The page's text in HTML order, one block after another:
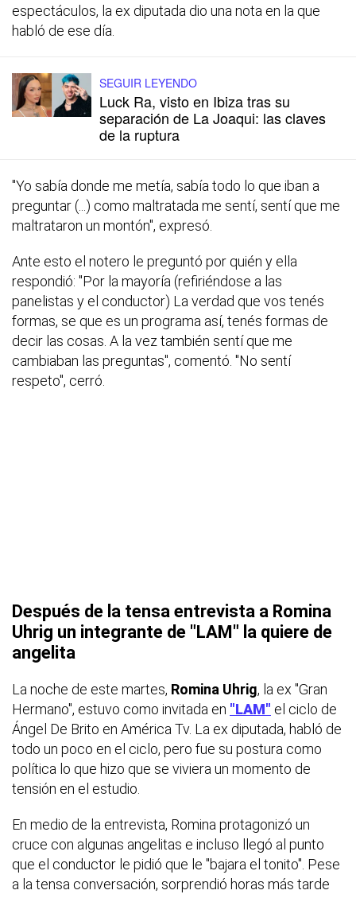
espectáculos, la ex diputada dio una nota en la que
habló de ese día.
SEGUIR LEYENDO
Luck Ra, visto en Ibiza tras su
separación de La Joaqui: las claves
de la ruptura
"Yo sabía donde me metía, sabía todo lo que iban a
preguntar (...) como maltratada me sentí, sentí que me
maltrataron un montón", expresó.
Ante esto el notero le preguntó por quién y ella
respondió: "Por la mayoría (refiriéndose a las
panelistas y el conductor) La verdad que vos tenés
formas, se que es un programa así, tenés formas de
decir las cosas. A la vez también sentí que me
cambiaban las preguntas", comentó. "No sentí
respeto", cerró.
Después de la tensa entrevista a Romina
Uhrig un integrante de "LAM" la quiere de
angelita
La noche de este martes, Romina Uhrig, la ex "Gran
Hermano", estuvo como invitada en "LAM" el ciclo de
Ángel De Brito en América Tv. La ex diputada, habló de
todo un poco en el ciclo, pero fue su postura como
política lo que hizo que se viviera un momento de
tensión en el estudio.
En medio de la entrevista, Romina protagonizó un
cruce con algunas angelitas e incluso llegó al punto
que el conductor le pidió que le "bajara el tonito". Pese
a la tensa conversación, sorprendió horas más tarde